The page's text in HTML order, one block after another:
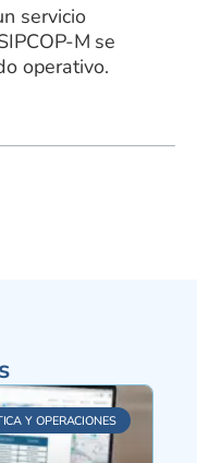
servicio
M se
operativo.
Y OPERACIONES